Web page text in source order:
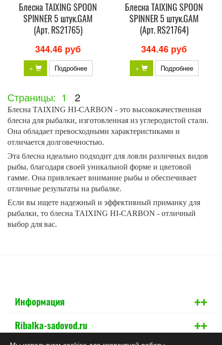
Блесна TAIXING SPOON
SPINNER 5 штук.GAM
(Арт. RS21765)
344.46 руб
+ Подробнее
Блесна TAIXING SPOON
SPINNER 5 штук.GAM
(Арт. RS21764)
344.46 руб
+ Подробнее
Страницы: 1 2
Блесна TAIXING HI-CARBON - это высококачественная
блесна для рыбалки, изготовленная из углеродистой стали.
Она обладает превосходными характеристиками и
отличается долговечностью.
Эта блесна идеально подходит для ловли различных видов
рыбы, благодаря своей уникальной форме и цветовой
гамме. Она привлекает внимание рыбы и обеспечивает
отличные результаты на рыбалке.
Если вы ищете надежный и эффективный приманку для
рыбалки, то блесна TAIXING HI-CARBON - отличный
выбор для вас.
Информация +
+
Ribalka-sadovod.ru +
+